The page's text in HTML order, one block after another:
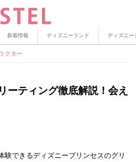
新着情報 ディズニーランド ディズニー
クター
ーティング徹底解説！会え
できるディズニープリンセスのグリ